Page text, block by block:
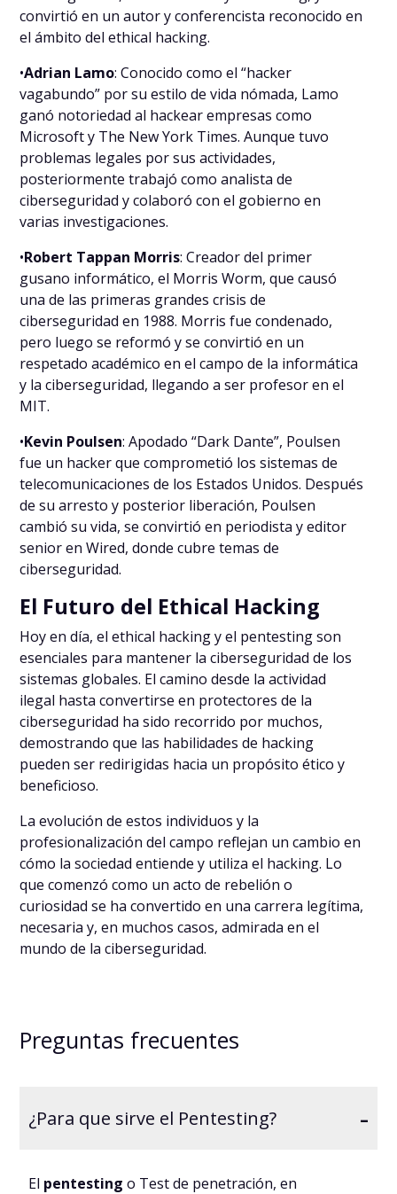
convirtió en un autor y conferencista reconocido en
el ámbito del ethical hacking.
•Adrian Lamo: Conocido como el “hacker
vagabundo” por su estilo de vida nómada, Lamo
ganó notoriedad al hackear empresas como
Microsoft y The New York Times. Aunque tuvo
problemas legales por sus actividades,
posteriormente trabajó como analista de
ciberseguridad y colaboró con el gobierno en
varias investigaciones.
•Robert Tappan Morris: Creador del primer
gusano informático, el Morris Worm, que causó
una de las primeras grandes crisis de
ciberseguridad en 1988. Morris fue condenado,
pero luego se reformó y se convirtió en un
respetado académico en el campo de la informática
y la ciberseguridad, llegando a ser profesor en el
MIT.
•Kevin Poulsen: Apodado “Dark Dante”, Poulsen
fue un hacker que comprometió los sistemas de
telecomunicaciones de los Estados Unidos. Después
de su arresto y posterior liberación, Poulsen
cambió su vida, se convirtió en periodista y editor
senior en Wired, donde cubre temas de
ciberseguridad.
El Futuro del Ethical Hacking
Hoy en día, el ethical hacking y el pentesting son
esenciales para mantener la ciberseguridad de los
sistemas globales. El camino desde la actividad
ilegal hasta convertirse en protectores de la
ciberseguridad ha sido recorrido por muchos,
demostrando que las habilidades de hacking
pueden ser redirigidas hacia un propósito ético y
beneficioso.
La evolución de estos individuos y la
profesionalización del campo reflejan un cambio en
cómo la sociedad entiende y utiliza el hacking. Lo
que comenzó como un acto de rebelión o
curiosidad se ha convertido en una carrera legítima,
necesaria y, en muchos casos, admirada en el
mundo de la ciberseguridad.
Preguntas frecuentes
¿Para que sirve el Pentesting? -
El pentestingo Test de penetración, en